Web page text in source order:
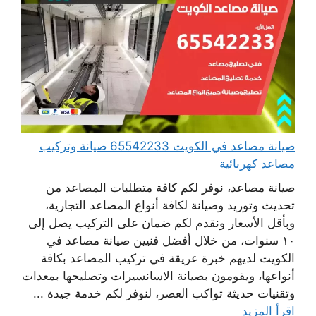
صيانة مصاعد في الكويت 65542233 صيانة وتركيب
مصاعد كهربائية
صيانة مصاعد، نوفر لكم كافة متطلبات المصاعد من
تحديث وتوريد وصيانة لكافة أنواع المصاعد التجارية،
وبأقل الأسعار ونقدم لكم ضمان على التركيب يصل إلى
١٠ سنوات، من خلال أفضل فنيين صيانة مصاعد في
الكويت لديهم خبرة عريقة في تركيب المصاعد بكافة
أنواعها، ويقومون بصيانة الاسانسيرات وتصليحها بمعدات
وتقنيات حديثة تواكب العصر، لنوفر لكم خدمة جيدة ...
اقرأ المزيد